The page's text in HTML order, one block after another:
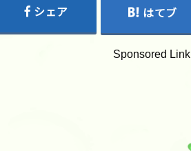
シェア はてブ
Sponsored Link